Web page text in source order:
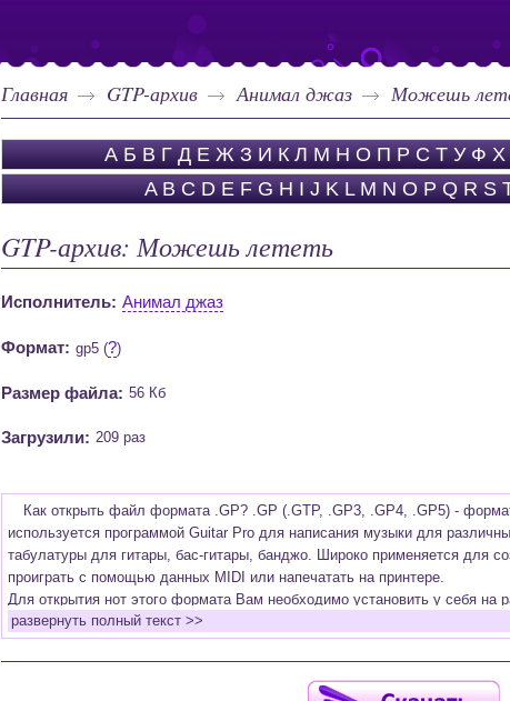
Главная GTP-архив Анимал джаз Можешь
А Б В Г Д Е Ж З И К Л М Н О П Р С Т У Ф Х
A B C D E F G H I J K L M N O P Q R S
GTP-архив: Можешь лететь
Исполнитель: Анимал джаз
Формат: gp5 (?)
Размер файла: 56 Кб
Загрузили: 209 раз
Как открыть файл формата .GP? .GP (.GTP, .GP3, .GP4, .GP5) -
используется программой Guitar Pro для написания музыки для
табулатуры для гитары, бас-гитары, банджо. Широко применяется для
проиграть с помощью данных MIDI или напечатать на принтере.
Для открытия нот этого формата Вам необходимо установить у себя на
(желательно, последней версии). Скачать её можно с официального
бесплатную версию на руском языке (Найти).
развернуть полный текст >>